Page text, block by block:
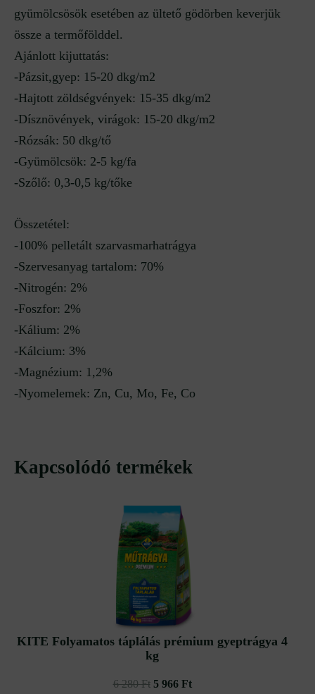
gyümölcsösök esetében az ültető gödörben keverjük
össze a termőfölddel.
Ajánlott kijuttatás:
-Pázsit,gyep: 15-20 dkg/m2
-Hajtott zöldségvények: 15-35 dkg/m2
-Dísznövények, virágok: 15-20 dkg/m2
-Rózsák: 50 dkg/tő
-Gyümölcsök: 2-5 kg/fa
-Szőlő: 0,3-0,5 kg/tőke
Összetétel:
-100% pelletált szarvasmarhatrágya
-Szervesanyag tartalom: 70%
-Nitrogén: 2%
-Foszfor: 2%
-Kálium: 2%
-Kálcium: 3%
-Magnézium: 1,2%
-Nyomelemek: Zn, Cu, Mo, Fe, Co
Kapcsolódó termékek
KITE Folyamatos táplálás prémium gyeptrágya 4
kg
6 280Ft
price
was:
6
280 Ft.
5 966 Ft